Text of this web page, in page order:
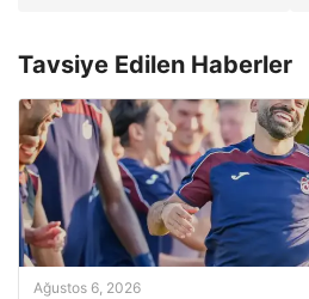
Tavsiye Edilen Haberler
Ağustos 6, 2026